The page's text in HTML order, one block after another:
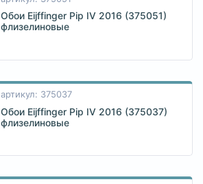
Обои Eijffinger Pip IV 2016 (375051)
флизелиновые
артикул: 375037
Обои Eijffinger Pip IV 2016 (375037)
флизелиновые